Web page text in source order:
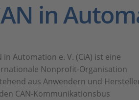
in
in Automation e. V. (CiA) ist eine
Nonprofit-Organisation
aus Anwendern und
CAN-Kommunikationsbus